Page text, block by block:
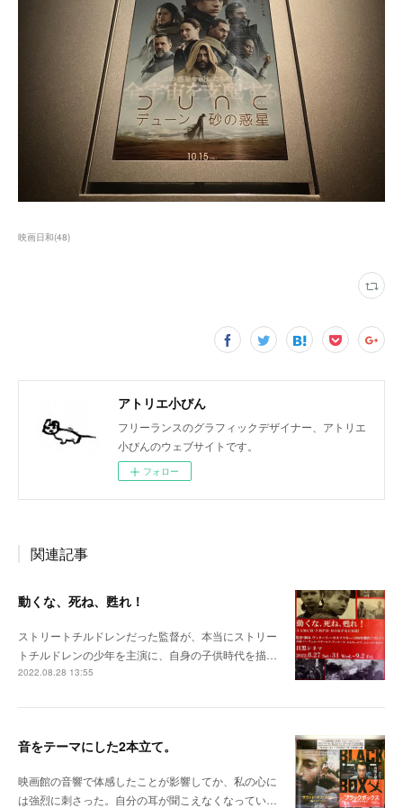
映画日和(48)
アトリエ小びん
フリーランスのグラフィックデザイナー、アトリエ
小びんのウェブサイトです。
フォロー
関連記事
動くな、死ね、甦れ！
ストリートチルドレンだった監督が、本当にストリー
トチルドレンの少年を主演に、自身の子供時代を描…
2022.08.28 13:55
音をテーマにした2本立て。
映画館の音響で体感したことが影響してか、私の心に
は強烈に刺さった。自分の耳が聞こえなくなってい…